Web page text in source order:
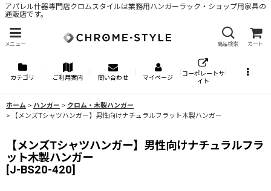
アパレル什器専門店クロムスタイルは業務用ハンガーラック・ショップ用家具の
通販店です。
メニュー 商品検索 カート
カテゴリ ご利用案内 問い合わせ マイページ
コーポレートサ
イト
ホーム > ハンガー > クロム・木製ハンガー
>
【メンズTシャツハンガー】男性向けナチュラルフラット木製ハンガー
【メンズTシャツハンガー】男性向けナチュラルフラ
ット木製ハンガー
[J-BS20-420]